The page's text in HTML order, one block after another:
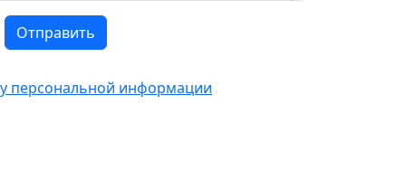
Отправить
персональной информации